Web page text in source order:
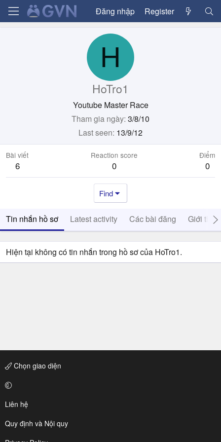
Đăng nhập Register
H
HoTro1
Youtube Master Race
Tham gia ngày 3/8/10
Last seen 13/9/12
Bài viết
6
Reaction score
0
Điểm
0
Find
Tin nhắn hồ sơ Latest activity Các bài đăng Giới thiệu
Hiện tại không có tin nhắn trong hồ sơ của HoTro1.
Chọn giao diện
Liên hệ
Quy định và Nội quy